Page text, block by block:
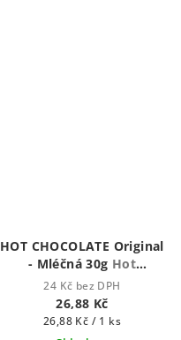
HOT CHOCOLATE Original
- Mléčná 30g Hot
Chocolate - Houstnoucí
krémová čokoláda
24 Kč bez DPH
26,88 Kč
Měrná
26,88 Kč / 1 ks